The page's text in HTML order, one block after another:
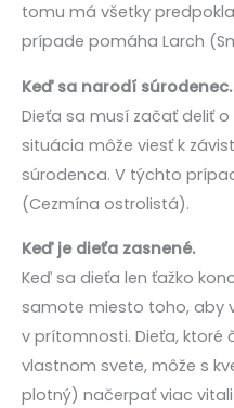
tomu má všetky
prípade pomáha Larch
Keď sa narodí súrodenec.
Dieťa sa musí začať deliť
situácia môže viesť k
súrodenca. V týchto
(Cezmína ostrolistá).
Keď je dieťa zasnené.
Keď sa dieťa len ťažko
samote miesto toho, aby
v prítomnosti. Dieťa, ktoré
vlastnom svete, môže s
plotný) načerpať viac